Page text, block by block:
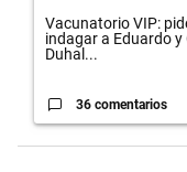
Vacunatorio VIP:
indagar a Eduardo y
Duhal...
36 comentarios